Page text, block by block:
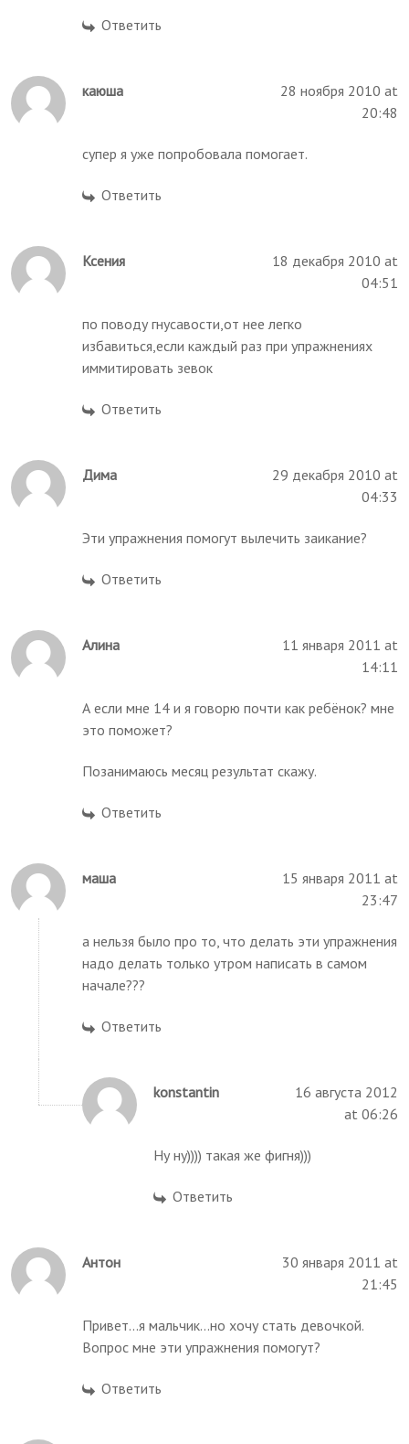
Ответить
каюша
28 ноября 2010 at
20:48
супер я уже попробовала помогает.
Ответить
Ксения
18 декабря 2010 at
04:51
по поводу гнусавости,от нее легко
избавиться,если каждый раз при упражнениях
иммитировать зевок
Ответить
Дима
29 декабря 2010 at
04:33
Эти упражнения помогут вылечить заикание?
Ответить
Алина
11 января 2011 at
14:11
А если мне 14 и я говорю почти как ребёнок? мне
это поможет?
Позанимаюсь месяц результат скажу.
Ответить
маша
15 января 2011 at
23:47
а нельзя было про то, что делать эти упражнения
надо делать только утром написать в самом
начале???
Ответить
konstantin
16 августа 2012
at 06:26
Ну ну)))) такая же фигня)))
Ответить
Антон
30 января 2011 at
21:45
Привет...я мальчик...но хочу стать девочкой.
Вопрос мне эти упражнения помогут?
Ответить